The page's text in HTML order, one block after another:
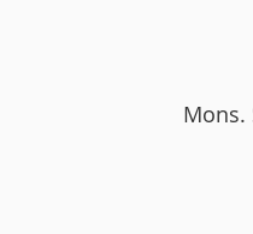
Stanislav